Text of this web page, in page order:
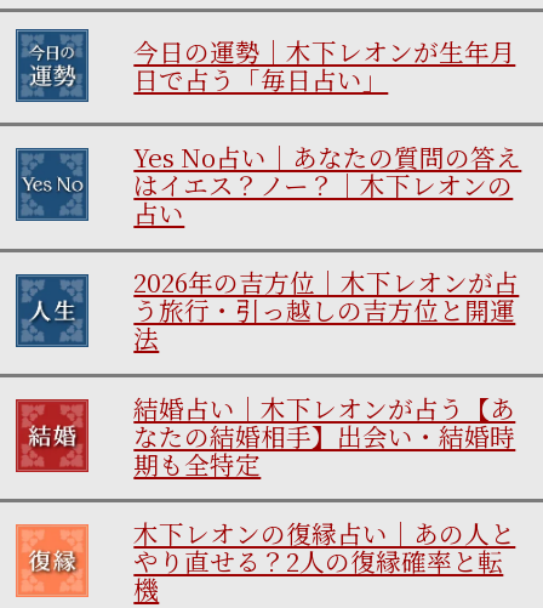
今日の運勢｜木下レオンが生年月
日で占う「毎日占い」
Yes No占い｜あなたの質問の答え
はイエス？ノー？｜木下レオンの
占い
2026年の吉方位｜木下レオンが占
う旅行・引っ越しの吉方位と開運
法
結婚占い｜木下レオンが占う【あ
なたの結婚相手】出会い・結婚時
期も全特定
木下レオンの復縁占い｜あの人と
やり直せる？2人の復縁確率と転
機